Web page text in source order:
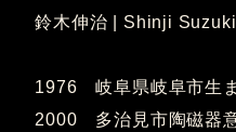
鈴木伸治 | Shinji Suzuki
1976 岐阜県岐阜市生
2000 多治見市陶磁器